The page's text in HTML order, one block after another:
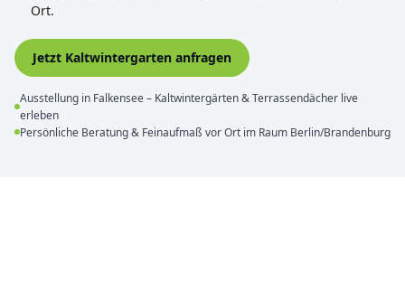
Ort.
Jetzt Kaltwintergarten anfragen
Ausstellung in Falkensee – Kaltwintergärten & Terrassendächer live
erleben
Persönliche Beratung & Feinaufmaß vor Ort im Raum Berlin/Brandenburg